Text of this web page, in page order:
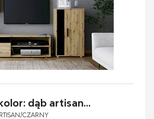
dąb artisan...
CZARNY